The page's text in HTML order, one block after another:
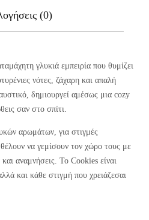
(0)
γλυκιά εμπειρία που θυμίζει
νότες, ζάχαρη και απαλή
δημιουργεί αμέσως μια cozy
σαν στο σπίτι.
αρωμάτων, για στιγμές
να γεμίσουν τον χώρο τους με
αναμνήσεις. Το Cookies είναι
και κάθε στιγμή που χρειάζεσαι